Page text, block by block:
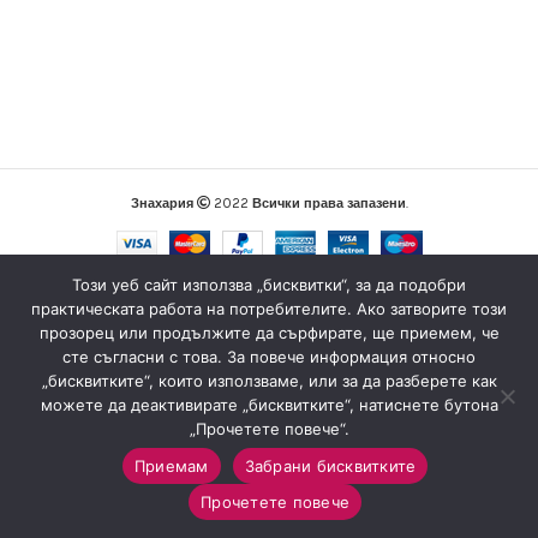
Знахария 2022 Всички права запазени.
Любими
0
Количка
Този уеб сайт използва „бисквитки“, за да подобри
практическата работа на потребителите. Ако затворите този
прозорец или продължите да сърфирате, ще приемем, че
сте съгласни с това. За повече информация относно
„бисквитките“, които използваме, или за да разберете как
можете да деактивирате „бисквитките“, натиснете бутона
„Прочетете повече“.
Приемам
Забрани бисквитките
Прочетете повече